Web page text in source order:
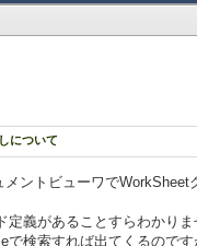
について
メントビューワで
定義があることすらわかりま
で検索すれば出てくるのです